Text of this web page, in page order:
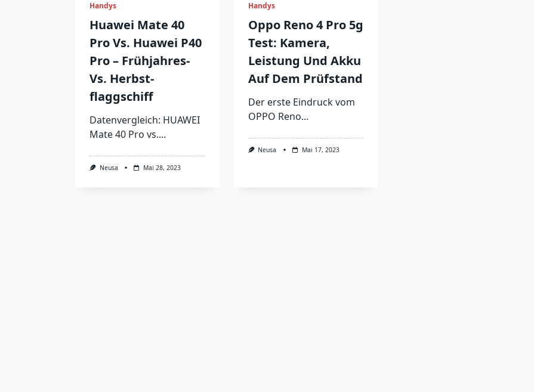
Handys
Huawei Mate 40
Pro Vs. Huawei P40
Pro – Frühjahres-
Vs. Herbst-
flaggschiff
Datenvergleich: HUAWEI
Mate 40 Pro vs....
Neusa Mai 28, 2023
Handys
Oppo Reno 4 Pro 5g
Test: Kamera,
Leistung Und Akku
Auf Dem Prüfstand
Der erste Eindruck vom
OPPO Reno...
Neusa Mai 17, 2023